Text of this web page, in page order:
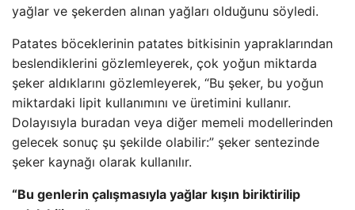
yağlar ve şekerden alınan yağları olduğunu söyledi.
Patates böceklerinin patates bitkisinin yapraklarından
beslendiklerini gözlemleyerek, çok yoğun miktarda
şeker aldıklarını gözlemleyerek, “Bu şeker, bu yoğun
miktardaki lipit kullanımını ve üretimini kullanır.
Dolayısıyla buradan veya diğer memeli modellerinden
gelecek sonuç şu şekilde olabilir:” şeker sentezinde
şeker kaynağı olarak kullanılır.
“Bu genlerin çalışmasıyla yağlar kışın biriktirilip